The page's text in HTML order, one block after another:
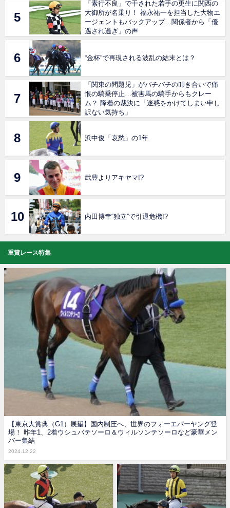
「素行不良」で干された若手の更生に関西の
大御所が名乗り！ 福永祐一を担当した大物エ
ージェントもバックアップ…関係者から「優
遇され過ぎ」の声
“金杯”で再現される波乱の結末とは？
「関東の問題児」がバチバチの叩き合いで痛
恨の騎乗停止…被害馬の騎手からもクレー
ム？ 降着の裁決に「迷惑をかけてしまい申し
訳ない気持ち」
浜中俊「哀愁」の1年
武豊よりアキヤマ!?
内田博幸“独立”で引退危機!?
重賞レース特集
【東京大賞典（G1）展望】国内制圧へ、世界のフォーエバーヤング登
場！ 昨年1、2着ウシュバテソーロ＆ウィルソンテソーロなど豪華メン
バー集結
2024.12.22